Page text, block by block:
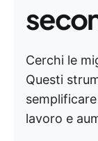
Cerchi le
Questi
lavoro e